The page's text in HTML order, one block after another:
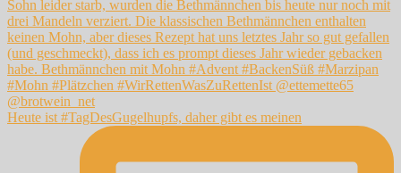
Heute ist #TagDesGugelhupfs, daher gibt es meinen